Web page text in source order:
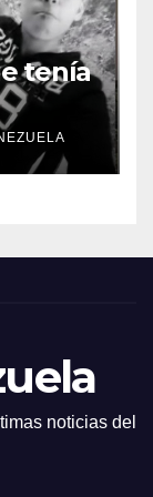
tenía
noticias del